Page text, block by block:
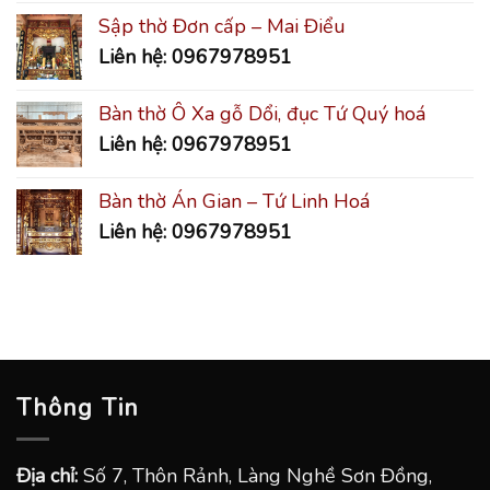
Sập thờ Đơn cấp – Mai Điểu
Liên hệ: 0967978951
Bàn thờ Ô Xa gỗ Dổi, đục Tứ Quý hoá
Liên hệ: 0967978951
Bàn thờ Án Gian – Tứ Linh Hoá
Liên hệ: 0967978951
Thông Tin
Địa chỉ: Số 7, Thôn Rảnh, Làng Nghề Sơn Đồng,